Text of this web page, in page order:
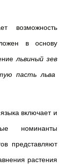
возможность
в основу
львиный зев
пасть льва
включает и
номинанты
представляют
растения